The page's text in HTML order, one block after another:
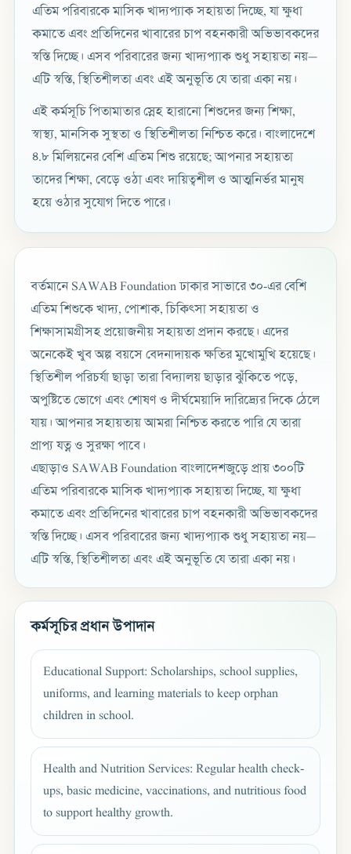
এতিম পরিবারকে মাসিক খাদ্যপ্যাক সহায়তা দিচ্ছে, যা ক্ষুধা
কমাতে এবং প্রতিদিনের খাবারের চাপ বহনকারী অভিভাবকদের
স্বস্তি দিচ্ছে। এসব পরিবারের জন্য খাদ্যপ্যাক শুধু সহায়তা নয়—
এটি স্বস্তি, স্থিতিশীলতা এবং এই অনুভূতি যে তারা একা নয়।
এই কর্মসূচি পিতামাতার স্নেহ হারানো শিশুদের জন্য শিক্ষা,
স্বাস্থ্য, মানসিক সুস্থতা ও স্থিতিশীলতা নিশ্চিত করে। বাংলাদেশে
৪.৮ মিলিয়নের বেশি এতিম শিশু রয়েছে; আপনার সহায়তা
তাদের শিক্ষা, বেড়ে ওঠা এবং দায়িত্বশীল ও আত্মনির্ভর মানুষ
হয়ে ওঠার সুযোগ দিতে পারে।
বর্তমানে SAWAB Foundation ঢাকার সাভারে ৩০-এর বেশি
এতিম শিশুকে খাদ্য, পোশাক, চিকিৎসা সহায়তা ও
শিক্ষাসামগ্রীসহ প্রয়োজনীয় সহায়তা প্রদান করছে। এদের
অনেকেই খুব অল্প বয়সে বেদনাদায়ক ক্ষতির মুখোমুখি হয়েছে।
স্থিতিশীল পরিচর্যা ছাড়া তারা বিদ্যালয় ছাড়ার ঝুঁকিতে পড়ে,
অপুষ্টিতে ভোগে এবং শোষণ ও দীর্ঘমেয়াদি দারিদ্র্যের দিকে ঠেলে
যায়। আপনার সহায়তায় আমরা নিশ্চিত করতে পারি যে তারা
প্রাপ্য যত্ন ও সুরক্ষা পাবে।
এছাড়াও SAWAB Foundation বাংলাদেশজুড়ে প্রায় ৩০০টি
এতিম পরিবারকে মাসিক খাদ্যপ্যাক সহায়তা দিচ্ছে, যা ক্ষুধা
কমাতে এবং প্রতিদিনের খাবারের চাপ বহনকারী অভিভাবকদের
স্বস্তি দিচ্ছে। এসব পরিবারের জন্য খাদ্যপ্যাক শুধু সহায়তা নয়—
এটি স্বস্তি, স্থিতিশীলতা এবং এই অনুভূতি যে তারা একা নয়।
কর্মসূচির প্রধান উপাদান
Educational Support: Scholarships, school supplies,
uniforms, and learning materials to keep orphan
children in school.
Health and Nutrition Services: Regular health check-
ups, basic medicine, vaccinations, and nutritious food
to support healthy growth.